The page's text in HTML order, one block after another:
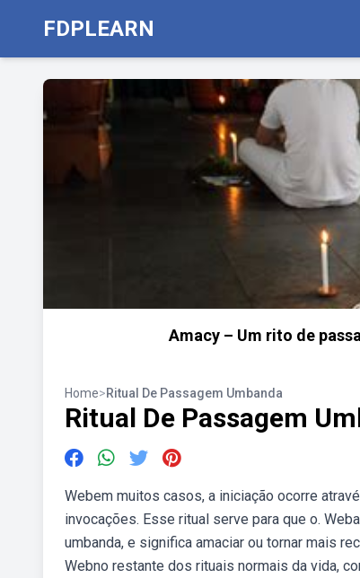
FDPLEARN
Amacy – Um rito de
Home>Ritual De Passagem Umbanda
Ritual De Passagem
Webem muitos casos, a iniciação ocorre
invocações. Esse ritual serve para que o.
umbanda, e significa amaciar ou tornar mais
Webno restante dos rituais normais da vida,